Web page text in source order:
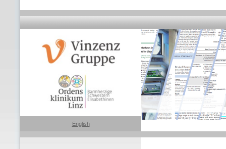
English